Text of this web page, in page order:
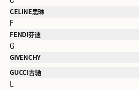
CELINE思琳
F
FENDI芬迪
G
GIVENCHY
GUCCI古驰
L